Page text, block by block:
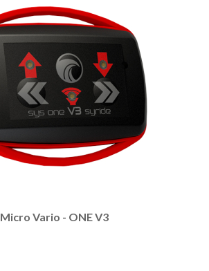
Micro Vario - ONE V3